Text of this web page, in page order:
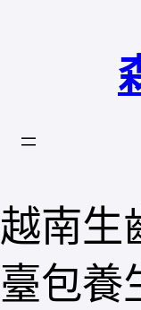
越南生
臺包養